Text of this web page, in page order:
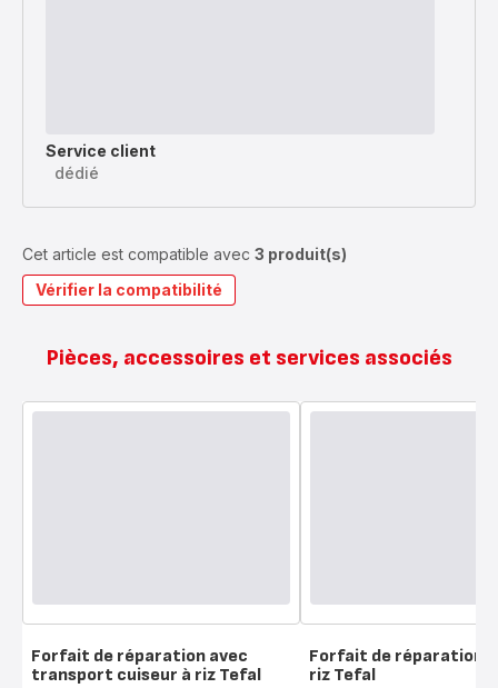
Service client
dédié
Cet article est compatible avec 3 produit(s)
Vérifier la compatibilité
Pièces, accessoires et services associés
Forfait de réparation avec
transport cuiseur à riz Tefal
Forfait de réparation
riz Tefal